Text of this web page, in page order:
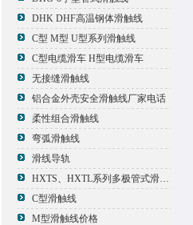
DHK DHF高温钢体滑触线
C型 M型 U型系列滑触线
C型电缆滑车 H型电缆滑车
无接缝滑触线
铝合金外壳安全滑触线厂家电话
柔性组合滑触线
弯弧滑触线
滑线导轨
HXTS、HXTL系列多极管式滑触线报价
C型滑触线
M型滑触线价格